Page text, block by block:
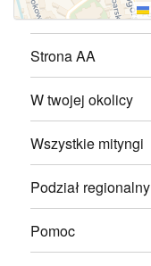
Strona AA
W twojej okolicy
Wszystkie mityngi
Podział regionalny
Pomoc